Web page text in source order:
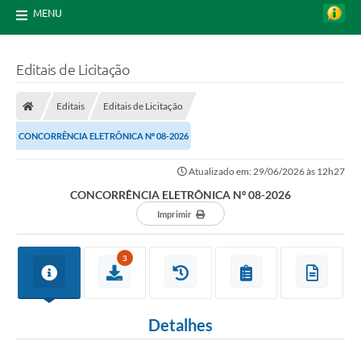
MENU
Editais de Licitação
Editais Editais de Licitação
CONCORRÊNCIA ELETRÔNICA Nº 08-2026
Atualizado em: 29/06/2026 às 12h27
CONCORRÊNCIA ELETRÔNICA Nº 08-2026
Imprimir
3
Detalhes